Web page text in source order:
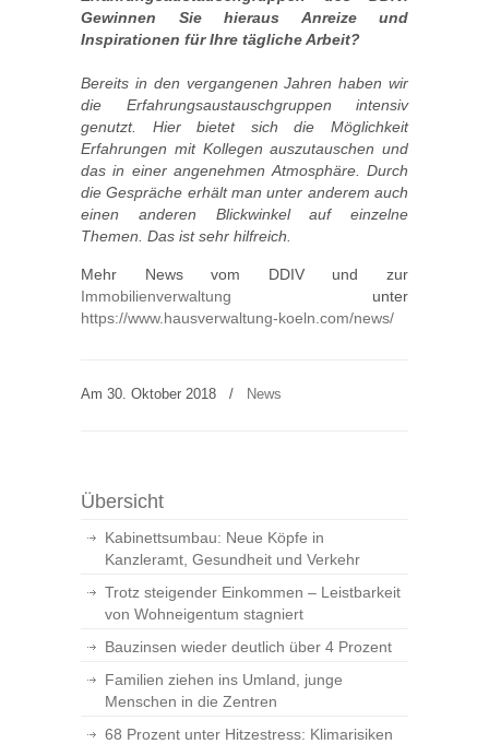
Gewinnen Sie hieraus Anreize und
Inspirationen für Ihre tägliche Arbeit?
Bereits in den vergangenen Jahren haben wir
die Erfahrungsaustauschgruppen intensiv
genutzt. Hier bietet sich die Möglichkeit
Erfahrungen mit Kollegen auszutauschen und
das in einer angenehmen Atmosphäre. Durch
die Gespräche erhält man unter anderem auch
einen anderen Blickwinkel auf einzelne
Themen. Das ist sehr hilfreich.
Mehr News vom DDIV und zur
Immobilienverwaltung unter
https://www.hausverwaltung-koeln.com/news/
Am 30. Oktober 2018 / News
Übersicht
Kabinettsumbau: Neue Köpfe in
Kanzleramt, Gesundheit und Verkehr
Trotz steigender Einkommen – Leistbarkeit
von Wohneigentum stagniert
Bauzinsen wieder deutlich über 4 Prozent
Familien ziehen ins Umland, junge
Menschen in die Zentren
68 Prozent unter Hitzestress: Klimarisiken